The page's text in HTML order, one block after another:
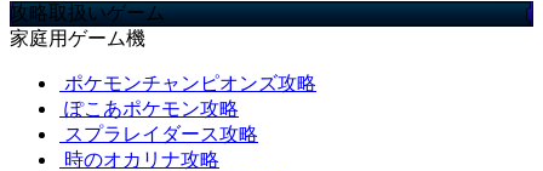
攻略取扱いゲーム
家庭用ゲーム機
ポケモンチャンピオンズ攻略
ぽこあポケモン攻略
スプラレイダース攻略
時のオカリナ攻略